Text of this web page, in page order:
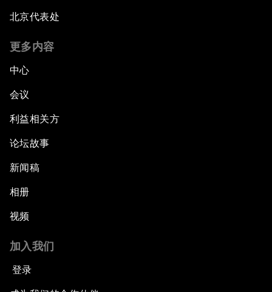
北京代表处
更多内容
中心
会议
利益相关方
论坛故事
新闻稿
相册
视频
加入我们
登录